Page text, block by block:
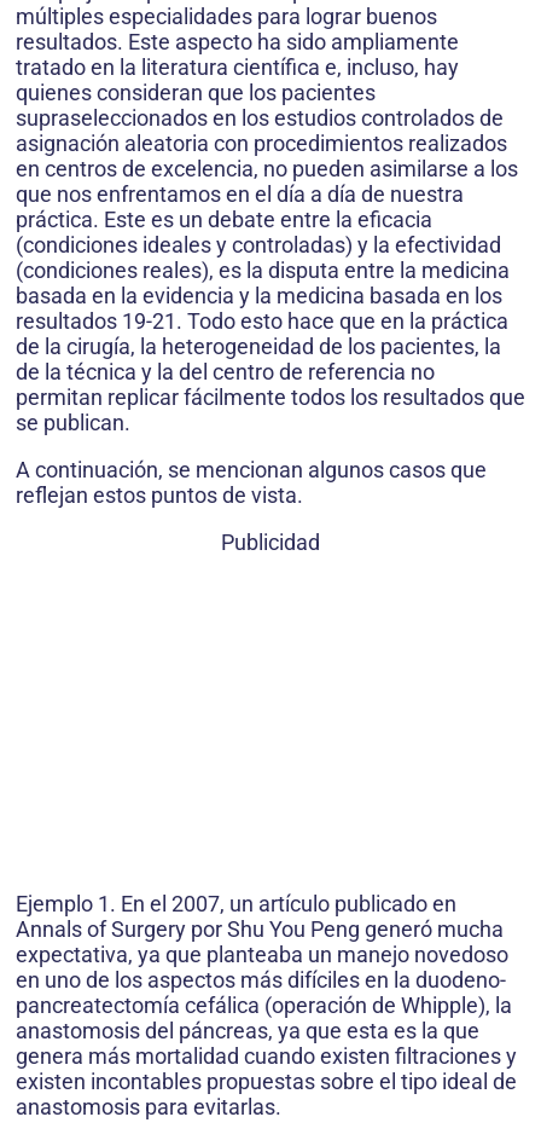
múltiples especialidades para lograr buenos
resultados. Este aspecto ha sido ampliamente
tratado en la literatura científica e, incluso, hay
quienes consideran que los pa­cientes
supraseleccionados en los estudios controlados de
asignación aleatoria con procedimientos realizados
en centros de excelencia, no pueden asimilarse a los
que nos enfrentamos en el día a día de nuestra
práctica. Este es un debate entre la eficacia
(condiciones ideales y controladas) y la efectividad
(condiciones reales), es la disputa entre la medicina
basada en la evidencia y la medicina basada en los
resultados 19-21. Todo esto hace que en la práctica
de la cirugía, la heterogeneidad de los pacientes, la
de la técnica y la del centro de referencia no
permitan replicar fácilmente todos los resultados que
se publican.
A continuación, se mencionan algunos casos que
reflejan estos puntos de vista.
Publicidad
Ejemplo 1. En el 2007, un artículo publicado en
Annals of Surgery por Shu You Peng generó mucha
expectativa, ya que planteaba un manejo novedoso
en uno de los aspectos más difíciles en la duodeno­
pancreatectomía cefálica (operación de Whipple), la
anastomosis del páncreas, ya que esta es la que
genera más mortalidad cuando existen filtraciones y
existen incontables propuestas sobre el tipo ideal de
anastomosis para evitarlas.